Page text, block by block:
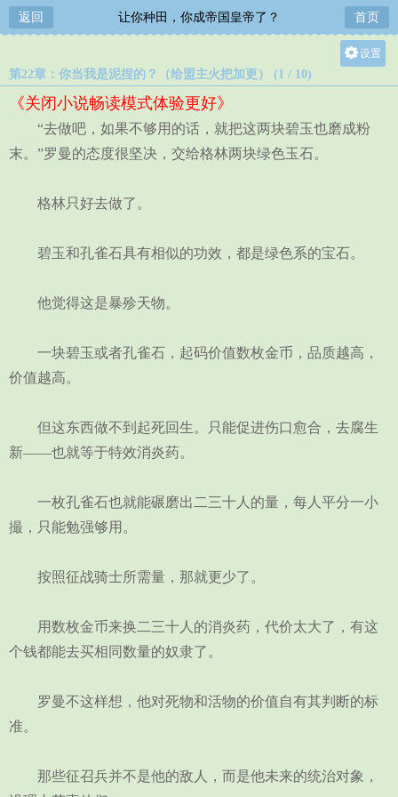
返回 让你种田，你成帝国皇帝了？ 首页
设置
中
第22章：你当我是泥捏的？（给盟主火把加更） (1 / 10)
《关闭小说畅读模式体验更好》
“去做吧，如果不够用的话，就把这两块碧玉也磨成粉
末。”罗曼的态度很坚决，交给格林两块绿色玉石。
格林只好去做了。
碧玉和孔雀石具有相似的功效，都是绿色系的宝石。
他觉得这是暴殄天物。
一块碧玉或者孔雀石，起码价值数枚金币，品质越高，
价值越高。
但这东西做不到起死回生。只能促进伤口愈合，去腐生
新——也就等于特效消炎药。
一枚孔雀石也就能碾磨出二三十人的量，每人平分一小
撮，只能勉强够用。
按照征战骑士所需量，那就更少了。
用数枚金币来换二三十人的消炎药，代价太大了，有这
个钱都能去买相同数量的奴隶了。
罗曼不这样想，他对死物和活物的价值自有其判断的标
准。
那些征召兵并不是他的敌人，而是他未来的统治对象，